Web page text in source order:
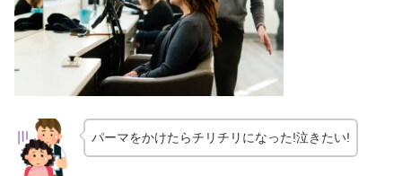
パーマをかけたらチリチリになった!泣きたい!